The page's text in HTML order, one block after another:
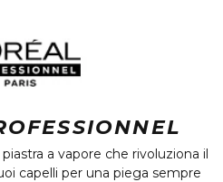
a vapore che rivoluziona il
capelli per una piega sempre